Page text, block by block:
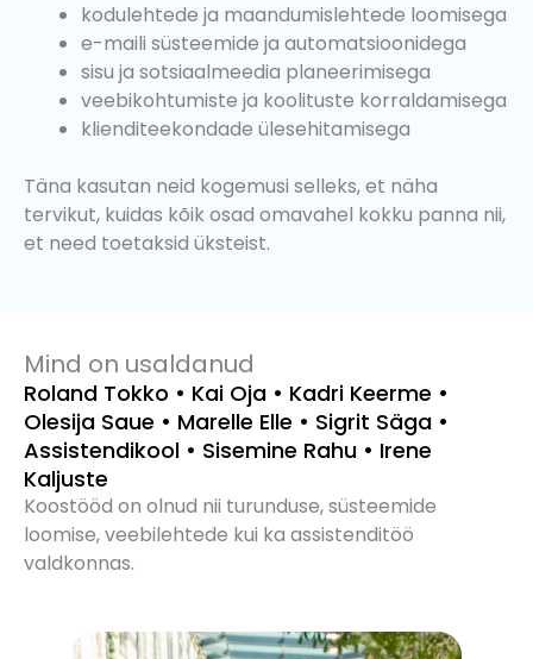
kodulehtede ja maandumislehtede loomisega
e-maili süsteemide ja automatsioonidega
sisu ja sotsiaalmeedia planeerimisega
veebikohtumiste ja koolituste korraldamisega
klienditeekondade ülesehitamisega
Täna kasutan neid kogemusi selleks, et näha
tervikut, kuidas kõik osad omavahel kokku panna nii,
et need toetaksid üksteist.
Mind on usaldanud
Roland Tokko • Kai Oja • Kadri Keerme •
Olesija Saue • Marelle Elle • Sigrit Säga •
Assistendikool • Sisemine Rahu • Irene
Kaljuste
Koostööd on olnud nii turunduse, süsteemide
loomise, veebilehtede kui ka assistenditöö
valdkonnas.